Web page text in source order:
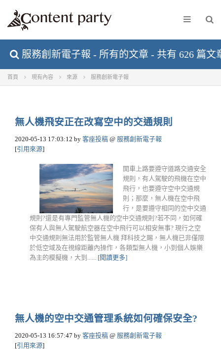
服務創新電子報 - 所有的文章 - 共有 626 篇文
首頁 現有內容 來源 服務創新電子報
無人機飛安正在改寫空中的交通規則
2020-05-13 17:03:12 by 客座投稿 @ 服務創新電子報
[引用來源]
開車上路要遵守道路交通安全
規則，有人駕駛的飛機在空中
飛行，也要遵守空中交通規
則；那麼，無人機在空中飛
行，是要遵守相同的空中交通
規則?還是有專門監管無人機的空中交通規則?若不同，如何確
保有人與無人駕駛航空器在空中飛行可以相安無事? 現行之空
中交通規則無法用於監管無人機 拜科技之賜，無人機已非僅限
於低空域及在視線距離內操作，各類型無人機，小到個人娛樂
為主的模擬機，大到...... [閱讀更多]
無人機的空中交通管理系統如何確保安全?
2020-05-13 16:57:47 by 客座投稿 @ 服務創新電子報
[引用來源]